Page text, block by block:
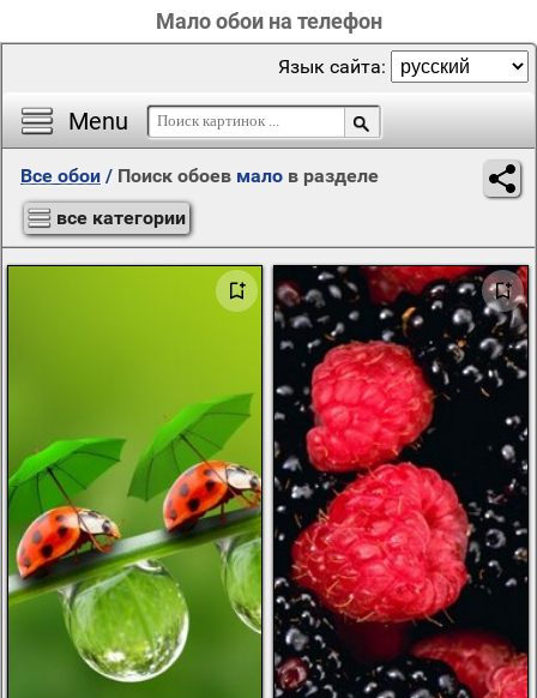
Мало обои на телефон
Menu
Язык сайта:
Все обои / Поиск обоев мало в разделе
все категории